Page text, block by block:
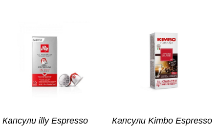
Капсули illy Espresso
Капсули Kimbo Espresso